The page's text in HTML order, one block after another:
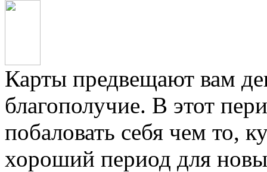
Карты предвещают вам
благополучие. В этот
побаловать себя чем то,
хороший период для